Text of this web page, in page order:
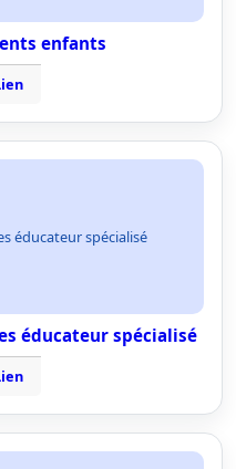
enfants
éducateur spécialisé
éducateur spécialisé